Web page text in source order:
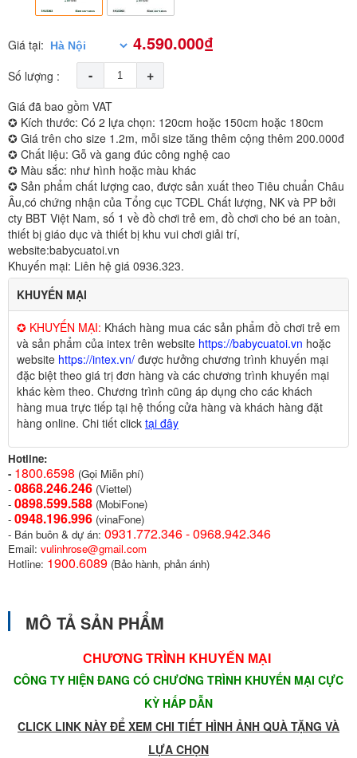
Giá tại: 4.590.000₫
Số lượng : - +
Giá đã bao gồm VAT
✪ Kích thước: Có 2 lựa chọn: 120cm hoặc 150cm hoặc 180cm
✪ Giá trên cho size 1.2m, mỗi size tăng thêm cộng thêm 200.000đ
✪ Chất liệu: Gỗ và gang đúc công nghệ cao
✪ Màu sắc: như hình hoặc màu khác
✪ Sản phẩm chất lượng cao, được sản xuất theo Tiêu chuẩn Châu
Âu,có chứng nhận của Tổng cục TCĐL Chất lượng, NK và PP bởi
cty BBT Việt Nam, số 1 về đồ chơi trẻ em, đồ chơi cho bé an toàn,
thiết bị giáo dục và thiết bị khu vui chơi giải trí,
website:babycuatoi.vn
Khuyến mại: Liên hệ giá 0936.323.
KHUYẾN MẠI
✪ KHUYẾN MẠI: Khách hàng mua các sản phẩm đồ chơi trẻ em
và sản phẩm của intex trên website https://babycuatoi.vn hoặc
website https://intex.vn/ được hưởng chương trình khuyến mại
đặc biệt theo giá trị đơn hàng và các chương trình khuyến mại
khác kèm theo. Chương trình cũng áp dụng cho các khách
hàng mua trực tiếp tại hệ thống cửa hàng và khách hàng đặt
hàng online. Chi tiết click tại đây
Hotline:
- 1800.6598 (Gọi Miễn phí)
- 0868.246.246 (Viettel)
- 0898.599.588 (MobiFone)
- 0948.196.996 (vinaFone)
- Bán buôn & dự án: 0931.772.346 - 0968.942.346
Email: vulinhrose@gmail.com
Hotline: 1900.6089 (Bảo hành, phản ánh)
MÔ TẢ SẢN PHẨM
CHƯƠNG TRÌNH KHUYẾN MẠI
CÔNG TY HIỆN ĐANG CÓ CHƯƠNG TRÌNH KHUYẾN MẠI CỰC
KỲ HẤP DẪN
CLICK LINK NÀY ĐỂ XEM CHI TIẾT HÌNH ẢNH QUÀ TẶNG VÀ
LỰA CHỌN